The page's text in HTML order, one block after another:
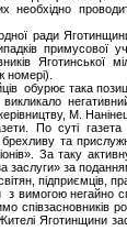
необхідно
ради
примусової
Яготинської
номері).
обурює така
М.
По суті
брехливу та
За таку
за
підприємців,
вимогою негайно
Яготинщини